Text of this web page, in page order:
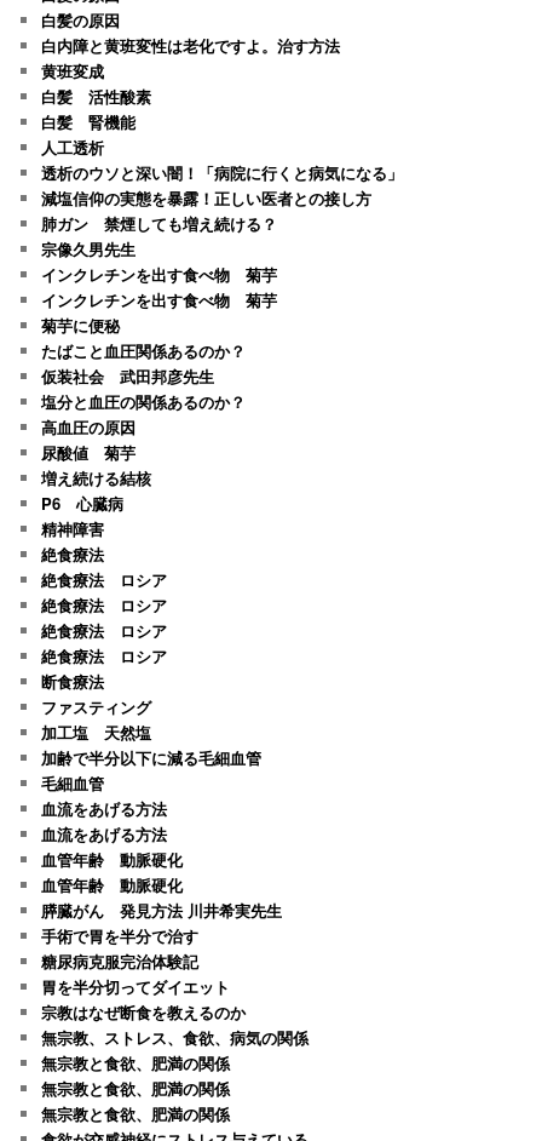
白髪の原因
白内障と黄班変性は老化ですよ。治す方法
黄班変成
白髪 活性酸素
白髪 腎機能
人工透析
透析のウソと深い闇！「病院に行くと病気になる」
減塩信仰の実態を暴露！正しい医者との接し方
肺ガン 禁煙しても増え続ける？
宗像久男先生
インクレチンを出す食べ物 菊芋
インクレチンを出す食べ物 菊芋
菊芋に便秘
たばこと血圧関係あるのか？
仮装社会 武田邦彦先生
塩分と血圧の関係あるのか？
高血圧の原因
尿酸値 菊芋
増え続ける結核
P6 心臓病
精神障害
絶食療法
絶食療法 ロシア
絶食療法 ロシア
絶食療法 ロシア
絶食療法 ロシア
断食療法
ファスティング
加工塩 天然塩
加齢で半分以下に減る毛細血管
毛細血管
血流をあげる方法
血流をあげる方法
血管年齢 動脈硬化
血管年齢 動脈硬化
膵臓がん 発見方法 川井希実先生
手術で胃を半分で治す
糖尿病克服完治体験記
胃を半分切ってダイエット
宗教はなぜ断食を教えるのか
無宗教、ストレス、食欲、病気の関係
無宗教と食欲、肥満の関係
無宗教と食欲、肥満の関係
無宗教と食欲、肥満の関係